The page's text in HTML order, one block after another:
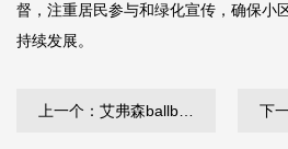
督，注重居民参与和绿化宣传，确保小
持续发展。